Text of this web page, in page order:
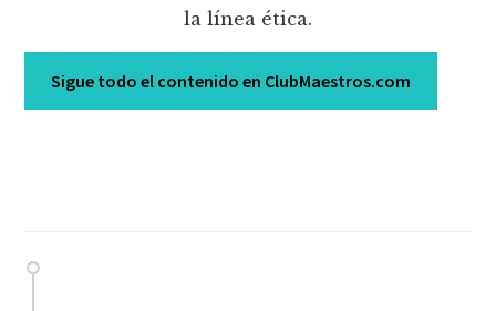
la línea ética.
Sigue todo el contenido en ClubMaestros.com